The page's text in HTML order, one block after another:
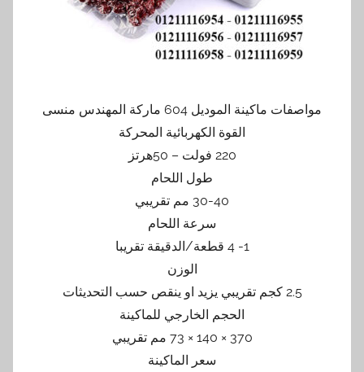
مواصفات ماكينة الموديل 604 ماركة المهندس منسى
القوة الكهربائية المحركة
220 فولت – 50هرتز
طول اللحام
30-40 مم تقريبي
سرعة اللحام
1- 4 قطعة/الدقيقة تقريبا
الوزن
2.5 كجم تقريبي يزيد او ينقص حسب التحديثات
الحجم الخارجي للماكينة
370 × 140 × 73 مم تقريبي
سعر الماكينة